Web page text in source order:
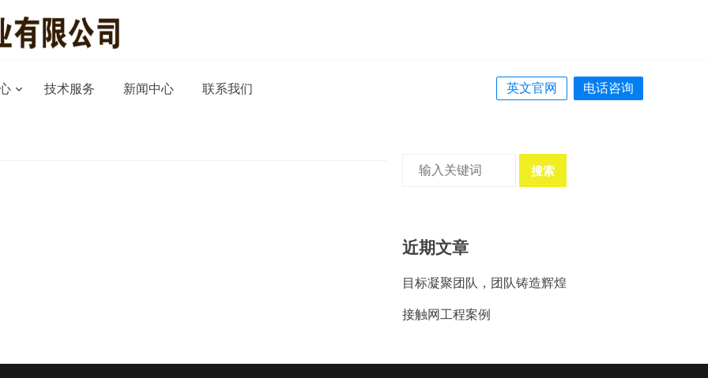
技术服务 新闻中心 联系我们 英文官网 电话咨询
搜索
近期文章
目标凝聚团队，团队铸造辉煌
接触网工程案例